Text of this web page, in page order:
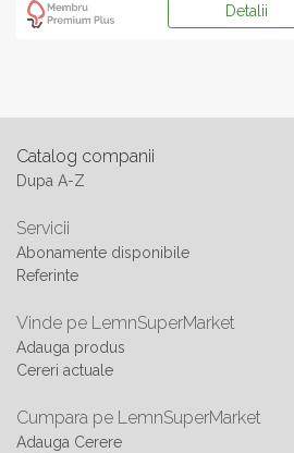
Detalii
Catalog companii
Dupa A-Z
Servicii
Abonamente disponibile
Referinte
Vinde pe LemnSuperMarket
Adauga produs
Cereri actuale
Cumpara pe LemnSuperMarket
Adauga Cerere